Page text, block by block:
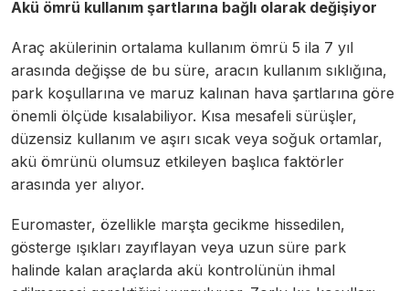
Akü ömrü kullanım şartlarına bağlı olarak değişiyor
Araç akülerinin ortalama kullanım ömrü 5 ila 7 yıl
arasında değişse de bu süre, aracın kullanım sıklığına,
park koşullarına ve maruz kalınan hava şartlarına göre
önemli ölçüde kısalabiliyor. Kısa mesafeli sürüşler,
düzensiz kullanım ve aşırı sıcak veya soğuk ortamlar,
akü ömrünü olumsuz etkileyen başlıca faktörler
arasında yer alıyor.
Euromaster, özellikle marşta gecikme hissedilen,
gösterge ışıkları zayıflayan veya uzun süre park
halinde kalan araçlarda akü kontrolünün ihmal